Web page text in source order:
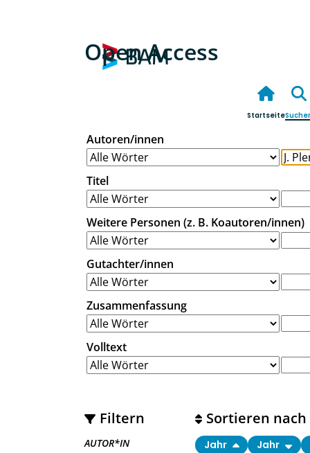
Open Access
Startseite
Autoren/innen
Titel
Weitere Personen (z. B. Koautoren/innen)
Gutachter/innen
Zusammenfassung
Volltext
Filtern
AUTOR*IN
Sortieren nach
Jahr Jahr